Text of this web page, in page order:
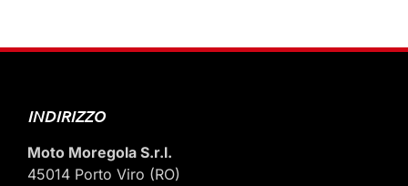
INDIRIZZO
Moto Moregola S.r.l.
45014 Porto Viro (RO)